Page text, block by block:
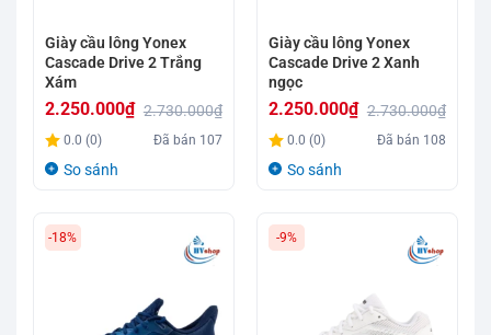
Giày cầu lông Yonex
Cascade Drive 2 Trắng
Xám
2.730.000₫
Giá
gốc
2.250.000₫
Giá
hiện
2.250.000₫.
0.0 (0) Đã bán 107
So sánh
Giày cầu lông Yonex
Cascade Drive 2 Xanh
ngọc
2.730.000₫
Giá
gốc
2.250.000₫
Giá
hiện
2.250.000₫.
0.0 (0) Đã bán 108
So sánh
-18% -9%